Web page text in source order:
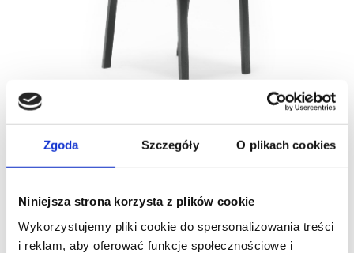
Zgoda Szczegóły O plikach cookies
Niniejsza strona korzysta z plików cookie
Wykorzystujemy pliki cookie do spersonalizowania treści
i reklam, aby oferować funkcje społecznościowe i